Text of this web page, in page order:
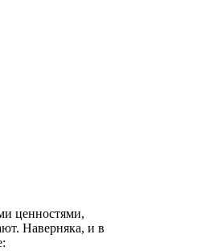
ценностями,
Наверняка, и в